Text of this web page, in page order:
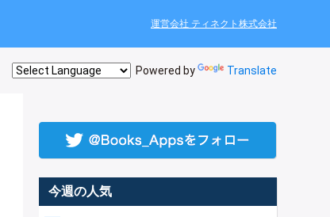
運営会社 ティネクト株式会社
Powered by Translate
今週の人気